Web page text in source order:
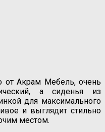
от Акрам Мебель, очень
а сиденья из
для максимального
и выглядит стильно
местом.